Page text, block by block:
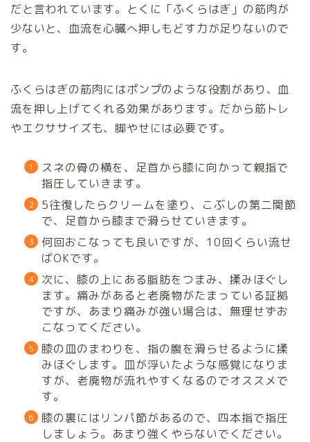
だと言われています。とくに「ふくらはぎ」の筋肉が
少ないと、血流を心臓へ押しもどす力が足りないので
す。
ふくらはぎの筋肉にはポンプのような役割があり、血
流を押し上げてくれる効果があります。だから筋トレ
やエクササイズも、脚やせには必要です。
スネの骨の横を、足首から膝に向かって親指で
指圧していきます。
5往復したらクリームを塗り、こぶしの第二関節
で、足首から膝まで滑らせていきます。
何回おこなっても良いですが、10回くらい流せ
ばOKです。
次に、膝の上にある脂肪をつまみ、揉みほぐし
ます。痛みがあると老廃物がたまっている証拠
ですが、あまり痛みが強い場合は、無理せずお
こなってください。
膝の皿のまわりを、指の腹を滑らせるように揉
みほぐします。皿が浮いたような感覚になりま
すが、老廃物が流れやすくなるのでオススメで
す。
膝の裏にはリンパ節があるので、四本指で指圧
しましょう。あまり強くやらないでください。